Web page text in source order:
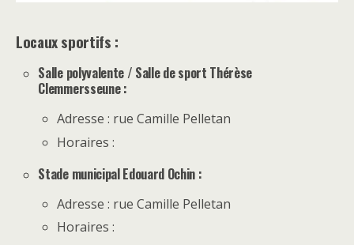
Locaux sportifs :
Salle polyvalente / Salle de sport Thérèse
Clemmersseune :
Adresse : rue Camille Pelletan
Horaires :
Stade municipal Edouard Ochin :
Adresse : rue Camille Pelletan
Horaires :